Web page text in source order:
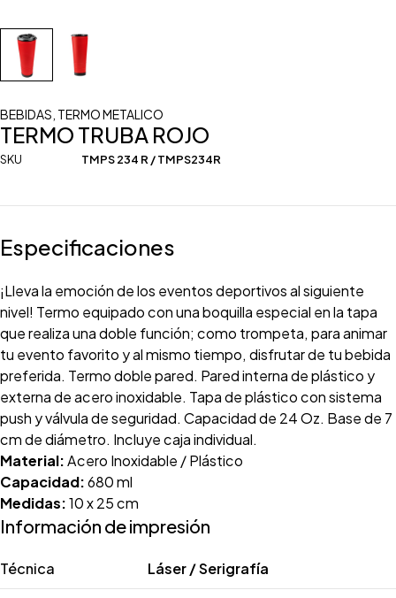
BEBIDAS TERMO METALICO
TERMO TRUBA ROJO
SKU TMPS 234 R / TMPS234R
Especificaciones
¡Lleva la emoción de los eventos deportivos al siguiente
nivel! Termo equipado con una boquilla especial en la tapa
que realiza una doble función; como trompeta, para animar
tu evento favorito y al mismo tiempo, disfrutar de tu bebida
preferida. Termo doble pared. Pared interna de plástico y
externa de acero inoxidable. Tapa de plástico con sistema
push y válvula de seguridad. Capacidad de 24 Oz. Base de 7
cm de diámetro. Incluye caja individual.
Material:Acero Inoxidable / Plástico
Capacidad:680 ml
Medidas:10 x 25 cm
Información de impresión
Técnica Láser / Serigrafía